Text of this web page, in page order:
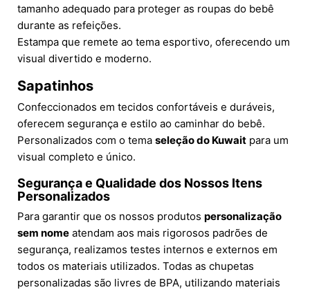
tamanho adequado para proteger as roupas do bebê
durante as refeições.
Estampa que remete ao tema esportivo, oferecendo um
visual divertido e moderno.
Sapatinhos
Confeccionados em tecidos confortáveis e duráveis,
oferecem segurança e estilo ao caminhar do bebê.
Personalizados com o tema seleção do Kuwait para um
visual completo e único.
Segurança e Qualidade dos Nossos Itens
Personalizados
Para garantir que os nossos produtos personalização
sem nome atendam aos mais rigorosos padrões de
segurança, realizamos testes internos e externos em
todos os materiais utilizados. Todas as chupetas
personalizadas são livres de BPA, utilizando materiais